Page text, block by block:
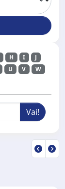
H I
J
U V
W